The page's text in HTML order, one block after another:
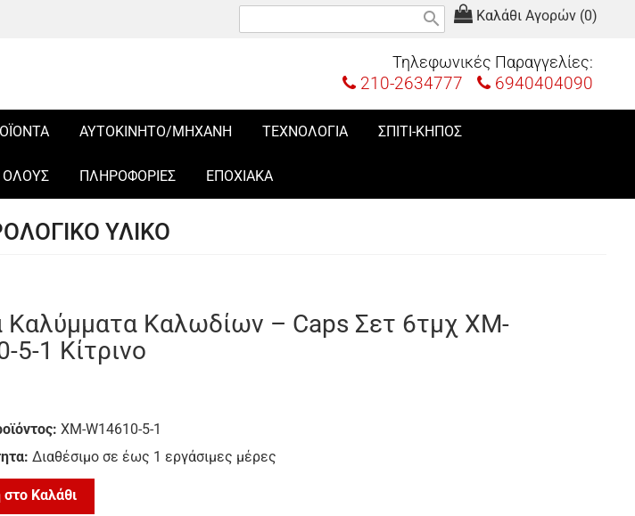
Καλάθι Αγορών (0)
search
Τηλεφωνικές Παραγγελίες:
210-2634777 6940404090
ΑΥΤΟΚΙΝΗΤΟ/ΜΗΧΑΝΗ ΤΕΧΝΟΛΟΓΙΑ ΣΠΙΤΙ-ΚΗΠΟΣ
ΟΛΟΥΣ ΠΛΗΡΟΦΟΡΙΕΣ ΕΠΟΧΙΑΚΑ
ΥΛΙΚΟ
Καλύμματα Καλωδίων – Caps Σετ 6τμχ XM-
5-1 Κίτρινο
XM-W14610-5-1
Διαθέσιμο σε έως 1 εργάσιμες μέρες
Καλάθι